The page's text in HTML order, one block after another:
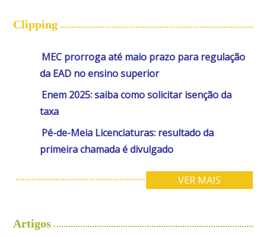
Clipping
MEC prorroga até maio prazo para regulação
da EAD no ensino superior
Enem 2025: saiba como solicitar isenção da
taxa
Pé-de-Meia Licenciaturas: resultado da
primeira chamada é divulgado
VER MAIS
Artigos